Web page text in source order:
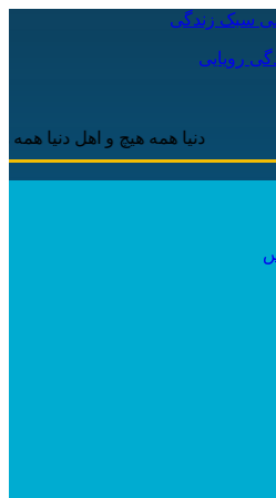
رویایی
دنیا همه هیچ و اهل دنیا همه هیچ ،